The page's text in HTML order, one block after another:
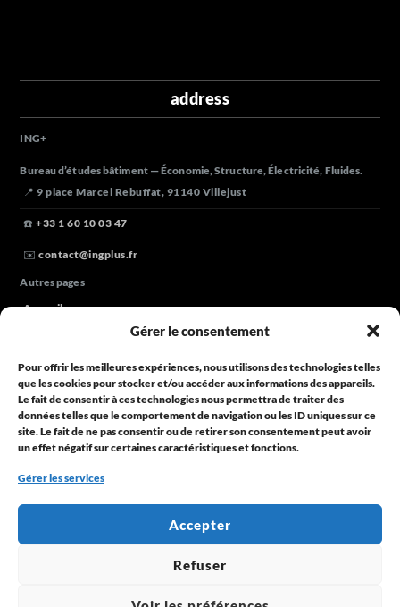
Gérer le consentement
Pour offrir les meilleures expériences, nous utilisons des technologies telles
que les cookies pour stocker et/ou accéder aux informations des appareils.
Le fait de consentir à ces technologies nous permettra de traiter des
données telles que le comportement de navigation ou les ID uniques sur ce
site. Le fait de ne pas consentir ou de retirer son consentement peut avoir
un effet négatif sur certaines caractéristiques et fonctions.
Gérer les services
Accepter
Refuser
address
ING+
Bureau d’études bâtiment — Économie, Structure, Électricité, Fluides.
📍 9 place Marcel Rebuffat, 91140 Villejust
☎️+33 1 60 10 03 47
✉️contact@ingplus.fr
Autres pages
Accueil
Parlons de votre projet
Blog
Horaires
de 9h30 à 18h00
Une question ?
© 2025 ING+